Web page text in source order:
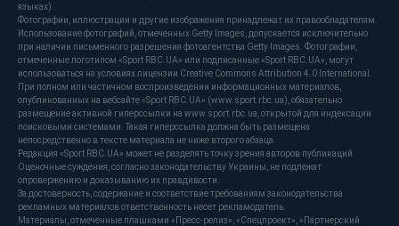
языках).
Фотографии, иллюстрации и другие изображения принадлежат их правообладателям.
Использование фотографий, отмеченных Getty Images, допускается исключительно
при наличии письменного разрешения фотоагентства Getty Images. Фотографии,
отмеченные логотипом «Sport RBC.UA» или подписанные «Sport RBC.UA», могут
использоваться на условиях лицензии Creative Commons Attribution 4.0 International.
При полном или частичном воспроизведении информационных материалов,
опубликованных на вебсайте «Sport RBC.UA» (www.sport.rbc.ua), обязательно
размещение активной гиперссылки на www.sport.rbc.ua, открытой для индексации
поисковыми системами. Такая гиперссылка должна быть размещена
непосредственно в тексте материала не ниже второго абзаца.
Редакция «Sport RBC.UA» может не разделять точку зрения авторов публикаций.
Оценочные суждения, согласно законодательству Украины, не подлежат
опровержению и доказыванию их правдивости.
За достоверность, содержание и соответствие требованиям законодательства
рекламных материалов ответственность несет рекламодатель.
Материалы, отмеченные плашками «Пресс-релиз», «Спецпроект», «Партнерский